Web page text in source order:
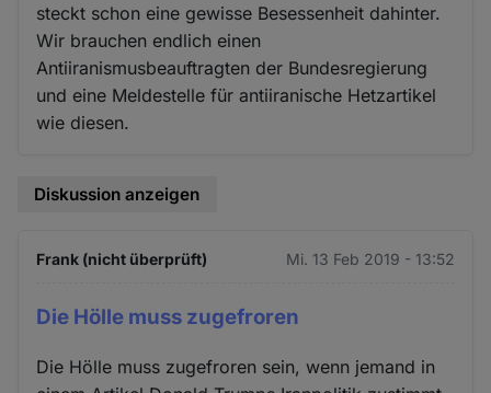
steckt schon eine gewisse Besessenheit dahinter.
Wir brauchen endlich einen
Antiiranismusbeauftragten der Bundesregierung
und eine Meldestelle für antiiranische Hetzartikel
wie diesen.
Diskussion anzeigen
Frank (nicht überprüft) Mi. 13 Feb 2019 - 13:52
Die Hölle muss zugefroren
Die Hölle muss zugefroren sein, wenn jemand in